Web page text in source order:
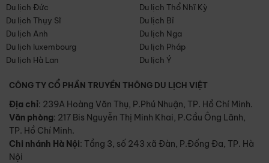
Du lịch Đức
Du lịch Thổ Nhĩ Kỳ
Du lịch Thụy Sĩ
Du lịch Bỉ
Du lịch Anh
Du lịch Nga
Du lịch luxembourg
Du lịch Pháp
Du lịch Hà Lan
Du lịch Ý
CÔNG TY CỔ PHẦN TRUYỀN THÔNG DU LỊCH VIỆT
Địa chỉ: 239A Hoàng Văn Thụ, P.Phú Nhuận, TP. Hồ Chí Minh.
Văn phòng: 217 Bis Nguyễn Thị Minh Khai, P.Cầu Ông Lãnh,
TP. Hồ Chí Minh.
Chi nhánh Hà Nội: Tầng 3, số 243 xã Đàn, P.Đống Đa, TP. Hà
Nội